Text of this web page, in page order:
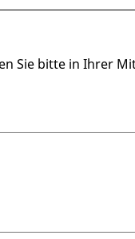
Sie bitte in Ihrer